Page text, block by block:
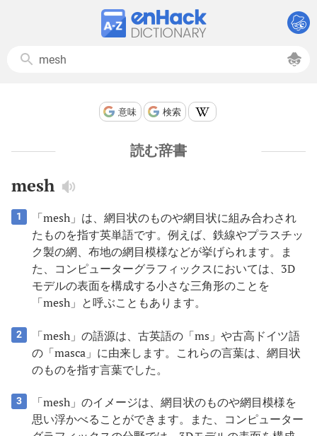
意味 検索
読む辞書
mesh
1
「mesh」は、網目状のものや網目状に組み合わされ
たものを指す英単語です。例えば、鉄線やプラスチッ
ク製の網、布地の網目模様などが挙げられます。ま
た、コンピューターグラフィックスにおいては、3D
モデルの表面を構成する小さな三角形のことを
「mesh」と呼ぶこともあります。
2
「mesh」の語源は、古英語の「ms」や古高ドイツ語
の「masca」に由来します。これらの言葉は、網目状
のものを指す言葉でした。
3
「mesh」のイメージは、網目状のものや網目模様を
思い浮かべることができます。また、コンピューター